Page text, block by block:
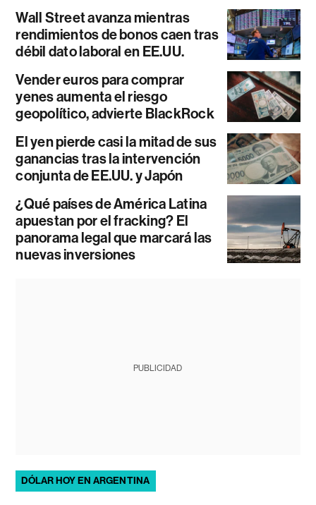
Wall Street avanza mientras
rendimientos de bonos caen tras
débil dato laboral en EE.UU.
Vender euros para comprar
yenes aumenta el riesgo
geopolítico, advierte BlackRock
El yen pierde casi la mitad de sus
ganancias tras la intervención
conjunta de EE.UU. y Japón
¿Qué países de América Latina
apuestan por el fracking? El
panorama legal que marcará las
nuevas inversiones
PUBLICIDAD
DÓLAR HOY EN ARGENTINA